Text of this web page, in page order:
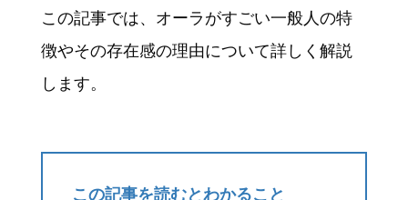
この記事では、オーラがすごい一般人の特
徴やその存在感の理由について詳しく解説
します。
この記事を読むとわかること